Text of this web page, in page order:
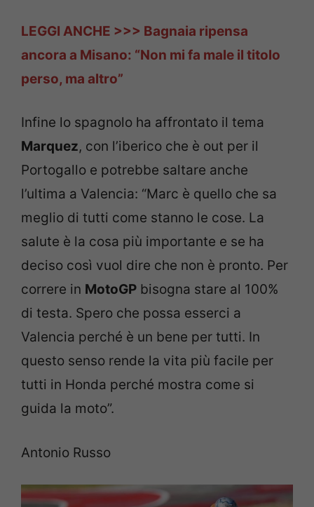
LEGGI ANCHE >>> Bagnaia ripensa
ancora a Misano: “Non mi fa male il titolo
perso, ma altro”
Infine lo spagnolo ha affrontato il tema
Marquez, con l’iberico che è out per il
Portogallo e potrebbe saltare anche
l’ultima a Valencia: “Marc è quello che sa
meglio di tutti come stanno le cose. La
salute è la cosa più importante e se ha
deciso così vuol dire che non è pronto. Per
correre in MotoGP bisogna stare al 100%
di testa. Spero che possa esserci a
Valencia perché è un bene per tutti. In
questo senso rende la vita più facile per
tutti in Honda perché mostra come si
guida la moto”.
Antonio Russo